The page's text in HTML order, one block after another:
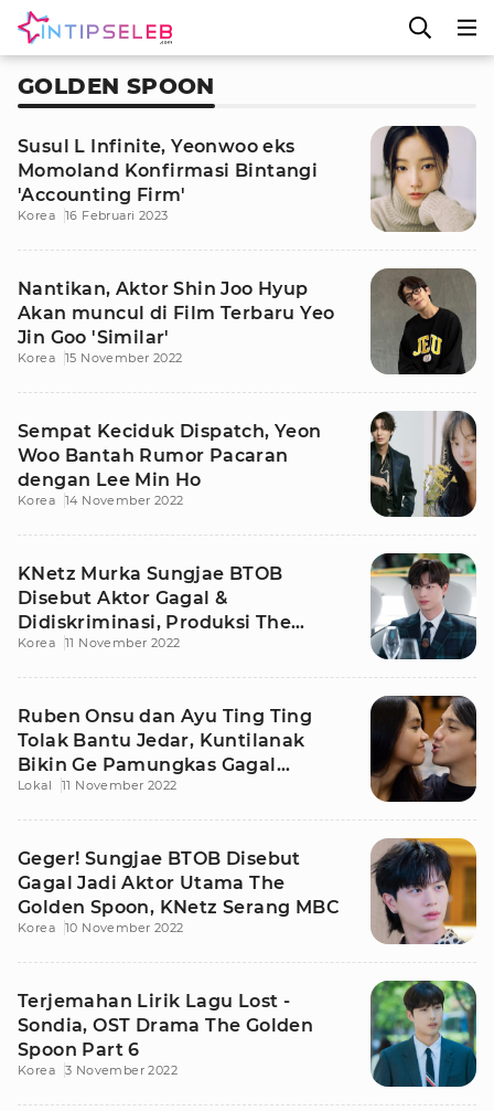
GOLDEN SPOON
Susul L Infinite, Yeonwoo eks
Momoland Konfirmasi Bintangi
'Accounting Firm'
Korea 16 Februari 2023
Nantikan, Aktor Shin Joo Hyup
Akan muncul di Film Terbaru Yeo
Jin Goo 'Similar'
Korea 15 November 2022
Sempat Keciduk Dispatch, Yeon
Woo Bantah Rumor Pacaran
dengan Lee Min Ho
Korea 14 November 2022
KNetz Murka Sungjae BTOB
Disebut Aktor Gagal &
Didiskriminasi, Produksi The
Golden Spoon Buka Suara
Korea 11 November 2022
Ruben Onsu dan Ayu Ting Ting
Tolak Bantu Jedar, Kuntilanak
Bikin Ge Pamungkas Gagal
Hubungan Intim
Lokal 11 November 2022
Geger! Sungjae BTOB Disebut
Gagal Jadi Aktor Utama The
Golden Spoon, KNetz Serang MBC
Korea 10 November 2022
Terjemahan Lirik Lagu Lost -
Sondia, OST Drama The Golden
Spoon Part 6
Korea 3 November 2022